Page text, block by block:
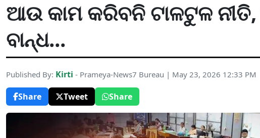
ଆଉ କାମ କରିବନି ଟାଳଟୁଳ ନୀତି,
ବାନ୍ଧ...
Published By: Kirti - Prameya-News7 Bureau | May 23, 2026 12:33 PM
Share
Tweet Share